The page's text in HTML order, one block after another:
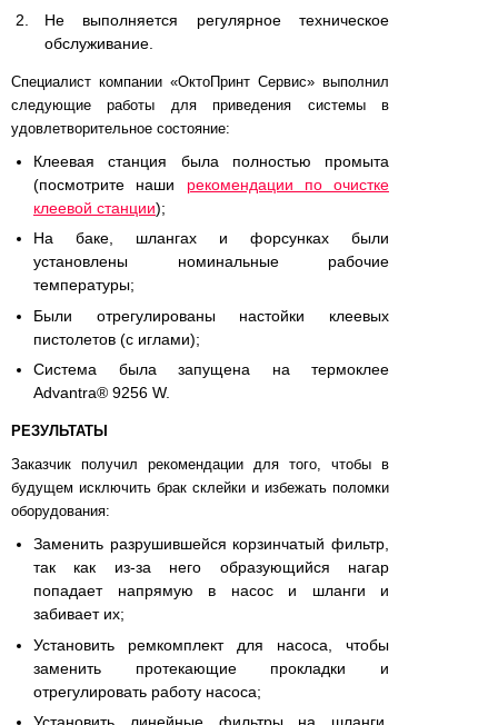
Не выполняется регулярное техническое
обслуживание.
Специалист компании «ОктоПринт Сервис» выполнил
следующие работы для приведения системы в
удовлетворительное состояние:
Клеевая станция была полностью промыта
(посмотрите наши рекомендации по очистке
клеевой станции);
На баке, шлангах и форсунках были
установлены номинальные рабочие
температуры;
Были отрегулированы настойки клеевых
пистолетов (с иглами);
Система была запущена на термоклее
Advantra® 9256 W.
РЕЗУЛЬТАТЫ
Заказчик получил рекомендации для того, чтобы в
будущем исключить брак склейки и избежать поломки
оборудования:
Заменить разрушившейся корзинчатый фильтр,
так как из-за него образующийся нагар
попадает напрямую в насос и шланги и
забивает их;
Установить ремкомплект для насоса, чтобы
заменить протекающие прокладки и
отрегулировать работу насоса;